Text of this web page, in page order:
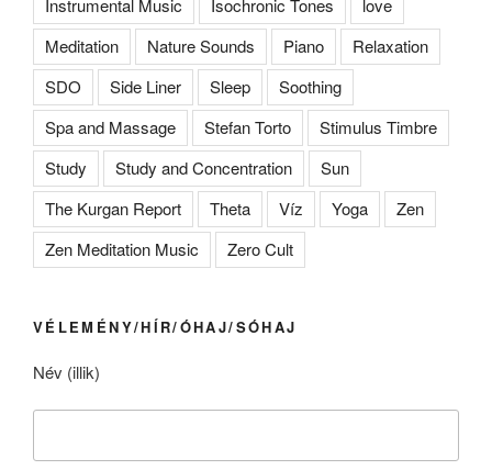
Instrumental Music Isochronic Tones
love
Meditation
Nature Sounds Piano
Relaxation
SDO
Side Liner Sleep
Soothing
Spa and Massage
Stefan Torto
Stimulus Timbre
Study
Study and Concentration
Sun
The Kurgan Report
Theta Víz Yoga
Zen
Zen Meditation Music
Zero Cult
VÉLEMÉNY/HÍR/ÓHAJ/SÓHAJ
Név (illik)